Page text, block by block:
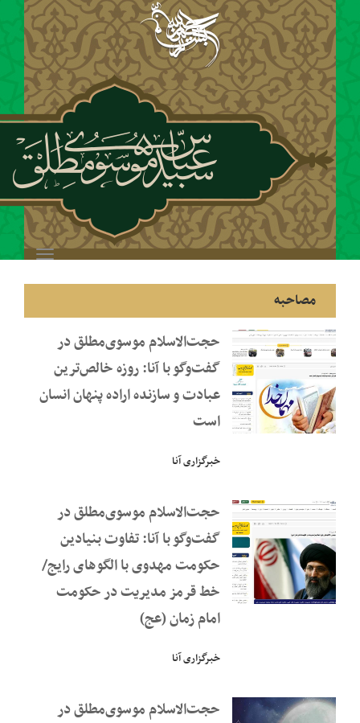
حجت‌الاسلام موسوی‌مطلق در
گفت‌وگو با آنا: روزه خالص‌ترین
عبادت و سازنده اراده پنهان انسان
است
حجت‌الاسلام موسوی‌مطلق در
گفت‌وگو با آنا: تفاوت بنیادین
حکومت مهدوی با الگوهای رایج/
خط قرمز مدیریت در حکومت
حجت‌الاسلام موسوی‌مطلق در